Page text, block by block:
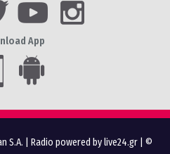
App
S.A. Radio powered by live24.gr | ©